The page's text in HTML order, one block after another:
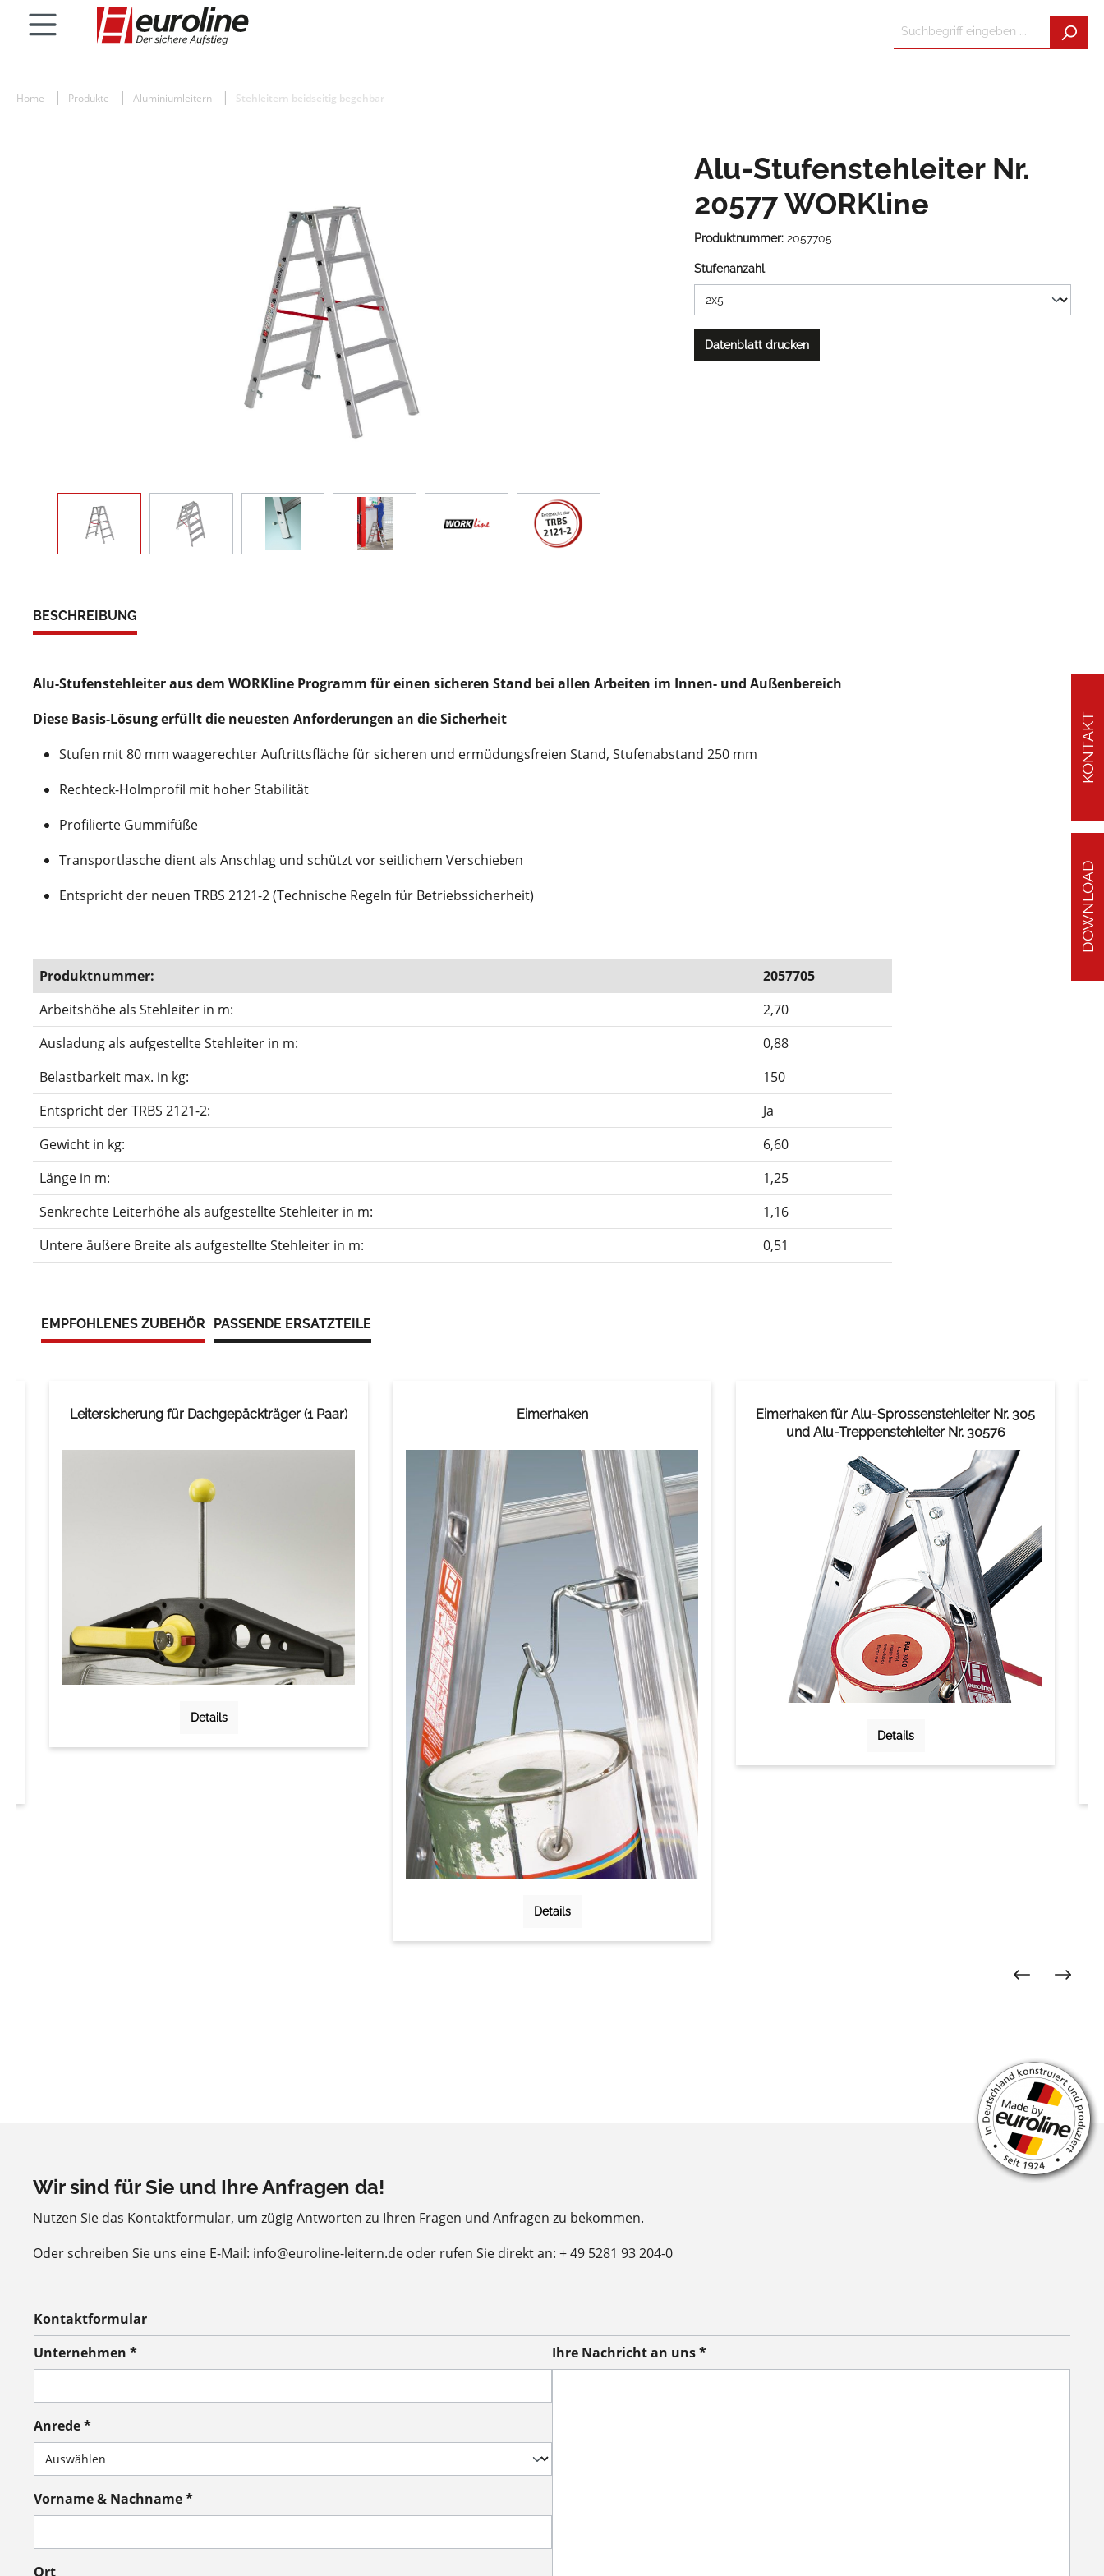
Home Produkte Aluminiumleitern Stehleitern beidseitig begehbar
Alu-Stufenstehleiter Nr.
20577 WORKline
Produktnummer: 2057705
Stufenanzahl
Datenblatt drucken
BESCHREIBUNG
Alu-Stufenstehleiter aus dem WORKline Programm für einen sicheren Stand bei allen Arbeiten im Innen- und Außenbereich
Diese Basis-Lösung erfüllt die neuesten Anforderungen an die Sicherheit
Stufen mit 80 mm waagerechter Auftrittsfläche für sicheren und ermüdungsfreien Stand, Stufenabstand 250 mm
Rechteck-Holmprofil mit hoher Stabilität
Profilierte Gummifüße
Transportlasche dient als Anschlag und schützt vor seitlichem Verschieben
Entspricht der neuen TRBS 2121-2 (Technische Regeln für Betriebssicherheit)
Produktnummer:
2057705
Arbeitshöhe als Stehleiter in m:
2,70
Ausladung als aufgestellte Stehleiter in m:
0,88
Belastbarkeit max. in kg:
150
Entspricht der TRBS 2121-2:
Ja
Gewicht in kg:
6,60
Länge in m:
1,25
Senkrechte Leiterhöhe als aufgestellte Stehleiter in m:
1,16
Untere äußere Breite als aufgestellte Stehleiter in m:
0,51
EMPFOHLENES ZUBEHÖR PASSENDE ERSATZTEILE
Leitersicherung für Dachgepäckträger (1 Paar)
Details
Eimerhaken
Details
Eimerhaken für Alu-Sprossenstehleiter Nr. 305
und Alu-Treppenstehleiter Nr. 30576
Details
DOWNLOAD
KONTAKT
Wir sind für Sie und Ihre Anfragen da!
Nutzen Sie das Kontaktformular, um zügig Antworten zu Ihren Fragen und Anfragen zu bekommen.
Oder schreiben Sie uns eine E-Mail: info@euroline-leitern.de oder rufen Sie direkt an: + 49 5281 93 204-0
Kontaktformular
Unternehmen *
Anrede *
Vorname & Nachname *
Ort
Ihre Nachricht an uns *